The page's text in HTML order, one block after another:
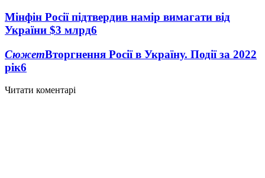
Мінфін Росії підтвердив намір вимагати від
України $3 млрд6
СюжетВторгнення Росії в Україну. Події за 2022
рік6
Читати коментарі